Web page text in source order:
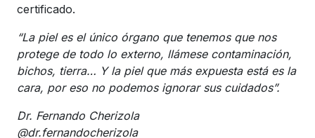
certificado.
“La piel es el único órgano que tenemos que nos
protege de todo lo externo, llámese contaminación,
bichos, tierra… Y la piel que más expuesta está es la
cara, por eso no podemos ignorar sus cuidados”.
Dr. Fernando Cherizola
@dr.fernandocherizola